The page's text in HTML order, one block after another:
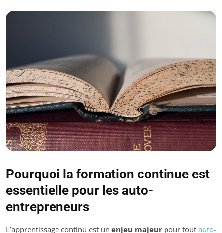
Pourquoi la formation continue est
essentielle pour les auto-
entrepreneurs
L’apprentissage continu est un enjeu majeur pour tout auto-